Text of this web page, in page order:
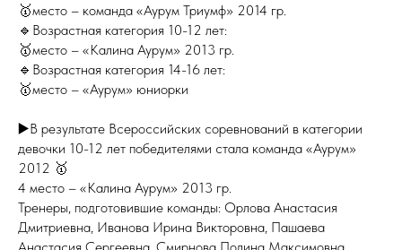
🥇место – команда «Аурум Триумф» 2014 гр.
🔹Возрастная категория 10-12 лет:
🥇место – «Калина Аурум» 2013 гр.
🔹Возрастная категория 14-16 лет:
🥇место – «Аурум» юниорки
▶️В результате Всероссийских соревнований в категории
девочки 10-12 лет победителями стала команда «Аурум»
2012 🥇
4 место – «Калина Аурум» 2013 гр.
Тренеры, подготовившие команды: Орлова Анастасия
Дмитриевна, Иванова Ирина Викторовна, Пашаева